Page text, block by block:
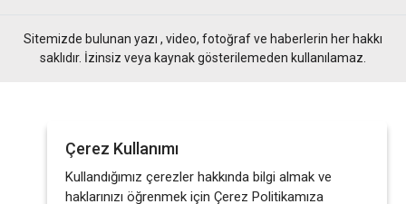
Sitemizde bulunan yazı , video, fotoğraf ve haberlerin her hakkı
saklıdır. İzinsiz veya kaynak gösterilemeden kullanılamaz.
Çerez Kullanımı
Kullandığımız çerezler hakkında bilgi almak ve
haklarınızı öğrenmek için Çerez Politikamıza